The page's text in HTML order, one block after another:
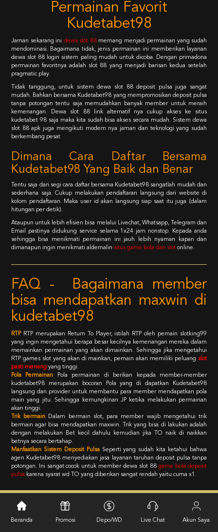
Permainan Favorit
Kudetabet98
Jaman sekarang ini dewa slot 88 memang menjadi permainan yang sudah
mendominasi. Bagaimana tidak, jenis permainan ini memberikan layanan
dewa slot 88 login sistem paling mudah untuk dicoba. Dengan primadona
permainan favoritnya adalah slot 88 yang menjadi barisan kedua setelah
pragmatic play.
Tidak tanggung, untuk sistem dewa slot 88 deposit pulsa juga sangat
mudah. Bahkan bersama Kudetabet98 yang mempromosikan deposit pulsa
tanpa potongan tentu saja memudahkan banyak member untuk meraih
kemenangan. Dewa slot 88 link alternatif nya cukup akses ke situs
kudetabet 98 saja maka kita sudah bisa akses secara mudah. Sistem dewa
slot 88 apk juga mengikuti modern nya jaman dan teknologi yang sudah
berkembang pesat
Dimana Cara Daftar Bersama
Kudetabet98 Yang Baik dan Benar
Tentu saja dari segi cara daftar bersama Kudetabet98 sangatlah mudah dan
sederhana saja. Cukup melakukan pendaftaran langsung dari website di
kolom pendaftaran. Maka user id akan langsung siap saat itu juga (dalam
hitungan per detik).
Ataupun untuk lebih efisien bisa melalui Livechat, Whatsapp, Telegram dan
Email pastinya didukung service selama 1x24 jam nonstop. Kepada anda
sehingga bisa menikmati permainan ini jauh lebih nyaman kapan dan
dimanapun ingin menikmati aldernalin situs game bola dan slot online.
FAQ - Bagaimana member
bisa mendapatkan maxwin di
kudetabet98
RTP RTP merupakan Return To Player, istilah RTP oleh pemain slotking99
yang ingin mengetahui berapa besar kecilnya kemenangan mereka dalam
memainkan permainan yang akan dimainkan. Sehingga jika mengetahui
RTP games slot yang akan di mainkan, pemain akan memiliki peluang slot
pasti menang yang tinggi.
Pola Permainan
Pola permainan di berikan kepada member-member
kudetabet98 merupakan bocoran Pola yang di dapatkan Kudetabet98
langsung dari provider untuk membantu para member mendapatkan pola
main yang jitu. Sehingga kemungkinan JP ketika melakukan permainan
akan tinggi.
Trik bermain
Dalam bermain slot, para member wajib mengetahui trik
bermain agar bisa mendapatkan maxwin. Trik yang bisa di lakukan adalah
dengan melakukan Bet kecil dahulu kemudian jika TO naik di naikkan
betnya secara bertahap.
Manfaatkan Sistem Deposit Pulsa Seperti yang sudah kita ketahui bahwa
agen Kudetabet98 menyediakan jasa layanan taruhan deposit pulsa tanpa
potongan. Ini sangat cocok untuk member dewa slot 88 game bola deposit
pulsa karena syarat wd TO yang diberikan sangat rendah yaitu cuma x1.
Kebijaksanaan Platform
Beranda Promosi Depo/WD Live Chat Akun Saya